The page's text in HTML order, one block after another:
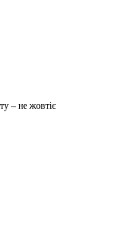
– не жовтіє